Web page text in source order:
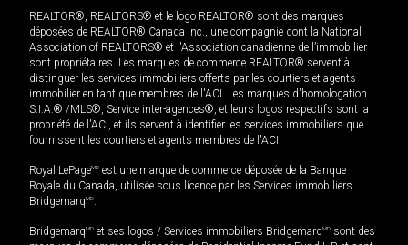
REALTOR®, REALTORS® et le logo REALTOR® sont des marques
déposées de REALTOR® Canada Inc., une compagnie dont la National
Association of REALTORS® et l'Association canadienne de l’immobilier
sont propriétaires. Les marques de commerce REALTOR® servent à
distinguer les services immobiliers offerts par les courtiers et agents
immobilier en tant que membres de l'ACI. Les marques d'homologation
S.I.A.® /MLS®, Service inter-agences®, et leurs logos respectifs sont la
propriété de l'ACI, et ils servent à identifier les services immobiliers que
fournissent les courtiers et agents membres de l'ACI.
Royal LePageMD est une marque de commerce déposée de la Banque
Royale du Canada, utilisée sous licence par les Services immobiliers
BridgemarqMD.
BridgemarqMD et ses logos / Services immobiliers BridgemarqMD sont des